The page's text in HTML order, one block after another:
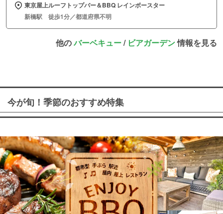
東京屋上ルーフトップバー＆BBQ レインボースター
新橋駅 徒歩1分／都道府県不明
他のバーベキュー/ ビアガーデン情報を見る
今が旬！季節のおすすめ特集